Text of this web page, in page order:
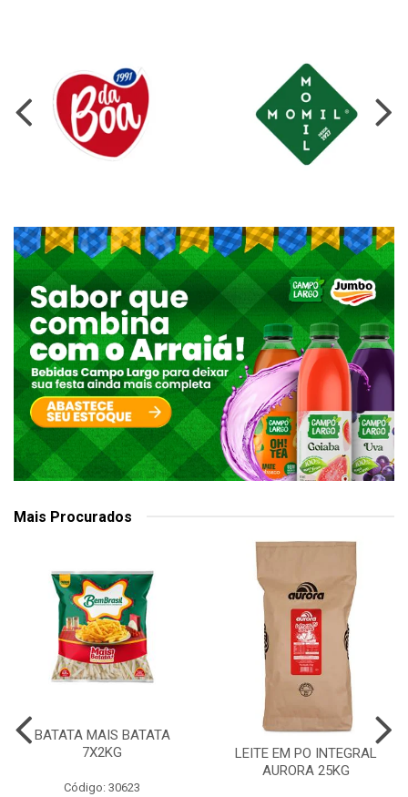
Mais Procurados
BATATA MAIS BATATA
7X2KG
Código: 30623
LEITE EM PO INTEGRAL
AURORA 25KG